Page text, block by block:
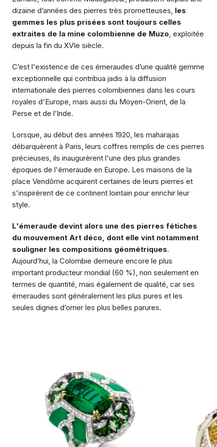
dizaine d’années des pierres très prometteuses, les
gemmes les plus prisées sont toujours celles
extraites de la mine colombienne de Muzo, exploitée
depuis la fin du XVIe siècle.
C’est l'existence de ces émeraudes d’une qualité gemme
exceptionnelle qui contribua jadis à la diffusion
internationale des pierres colombiennes dans les cours
royales d'Europe, mais aussi du Moyen-Orient, de la
Perse et de l’Inde.
Lorsque, au début des années 1920, les maharajas
débarquèrent à Paris, leurs coffres remplis de ces pierres
précieuses, ils inaugurèrent l'une des plus grandes
époques de l'émeraude en Europe. Les maisons de la
place Vendôme acquirent certaines de leurs pierres et
s'inspirèrent de ce continent lointain pour enrichir leur
style.
L'émeraude devint alors une des pierres fétiches
du mouvement Art déco, dont elle vint notamment
souligner les compositions géométriques.
Aujourd’hui, la Colombie demeure encore le plus
important producteur mondial (60 %), non seulement en
termes de quantité, mais également de qualité, car ses
émeraudes sont généralement les plus pures et les
seules dignes d’orner les plus belles parures.